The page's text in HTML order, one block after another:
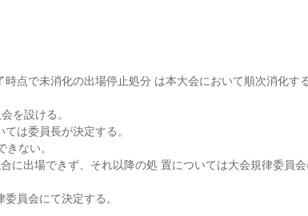
点で未消化の出場停止処分 は本大会において順次消化す
を設ける。
は委員長が決定する。
ない。
に出場できず、それ以降の処 置については大会規律委員
員会にて決定する。